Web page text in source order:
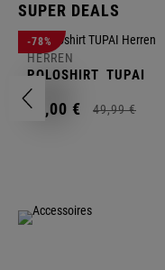
SUPER DEALS
-78%
HERREN
POLOSHIRT TUPAI
11,00 € 49,99 €